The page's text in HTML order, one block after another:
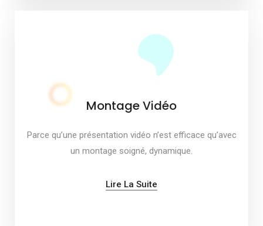
Montage Vidéo
Parce qu’une présentation vidéo n’est efficace qu’avec
un montage soigné, dynamique.
Lire La Suite